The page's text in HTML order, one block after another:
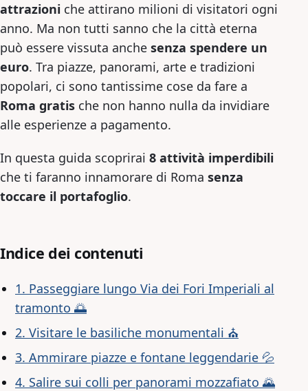
attrazioni che attirano milioni di visitatori ogni
anno. Ma non tutti sanno che la città eterna
può essere vissuta anche senza spendere un
euro. Tra piazze, panorami, arte e tradizioni
popolari, ci sono tantissime cose da fare a
Roma gratis che non hanno nulla da invidiare
alle esperienze a pagamento.
In questa guida scoprirai 8 attività imperdibili
che ti faranno innamorare di Roma senza
toccare il portafoglio.
Indice dei contenuti
1. Passeggiare lungo Via dei Fori Imperiali al
tramonto 🌅
2. Visitare le basiliche monumentali ⛪
3. Ammirare piazze e fontane leggendarie 💦
4. Salire sui colli per panorami mozzafiato 🌄